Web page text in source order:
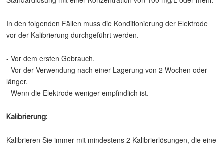
In den folgenden Fällen muss die Konditionierung der Elektrode
vor der Kalibrierung durchgeführt werden.
- Vor dem ersten Gebrauch.
- Vor der Verwendung nach einer Lagerung von 2 Wochen oder
länger.
- Wenn die Elektrode weniger empfindlich ist.
Kalibrierung:
Kalibrieren Sie immer mit mindestens 2 Kalibrierlösungen, die eine